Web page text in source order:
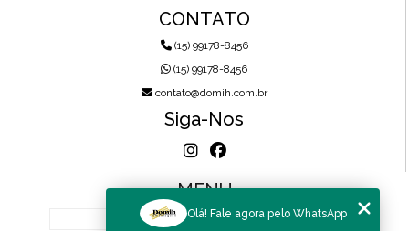
CONTATO
(15) 99178-8456
(15) 99178-8456
contato@domih.com.br
Siga-Nos
MENU
HOME
Olá! Fale agora pelo WhatsApp